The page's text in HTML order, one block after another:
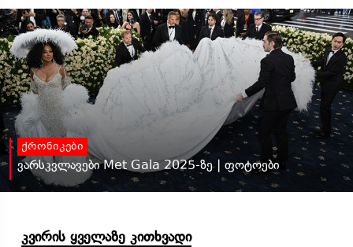
ქრონიკები
ვარსკვლავები Met Gala 2025-ზე | ფოტოები
კვირის ყველაზე კითხვადი